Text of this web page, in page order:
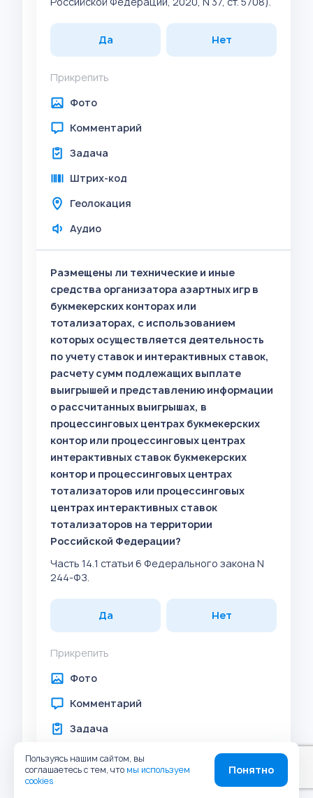
Да Нет
Прикрепить
Фото
Комментарий
Задача
Штрих-код
Геолокация
Аудио
Размещены ли технические и иные
средства организатора азартных игр в
букмекерских конторах или
тотализаторах, с использованием
которых осуществляется деятельность
по учету ставок и интерактивных ставок,
расчету сумм подлежащих выплате
выигрышей и представлению информации
о рассчитанных выигрышах, в
процессинговых центрах букмекерских
контор или процессинговых центрах
интерактивных ставок букмекерских
контор и процессинговых центрах
тотализаторов или процессинговых
центрах интерактивных ставок
тотализаторов на территории
Российской Федерации?
Часть 14.1 статьи 6 Федерального закона N
244-ФЗ.
Да Нет
Прикрепить
Фото
Комментарий
Задача
Штрих-код
Геолокация
Пользуясь нашим сайтом, вы
соглашаетесь с тем, что мы используем
cookies
Понятно